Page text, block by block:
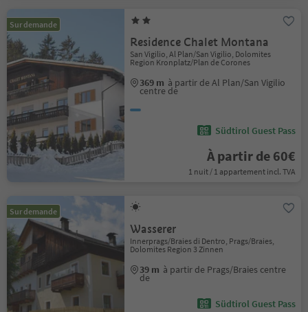
Sur demande
Residence Chalet Montana
San Vigilio, Al Plan/San Vigilio, Dolomites
Region Kronplatz/Plan de Corones
369 m à partir de Al Plan/San Vigilio
centre de
Südtirol Guest Pass
À partir de 60€
1 nuit / 1 appartement incl. TVA
Sur demande
Wasserer
Innerprags/Braies di Dentro, Prags/Braies,
Dolomites Region 3 Zinnen
39 m à partir de Prags/Braies centre
de
Südtirol Guest Pass